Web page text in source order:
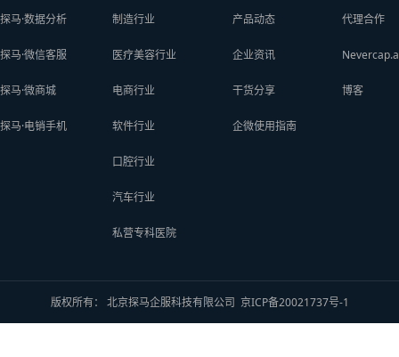
探马·数据分析
探马·微信客服
探马·微商城
探马·电销手机
制造行业
医疗美容行业
电商行业
软件行业
口腔行业
汽车行业
私营专科医院
产品动态
企业资讯
干货分享
企微使用指南
代理合作
博客
版权所有： 北京探马企服科技有限公司 京ICP备20021737号-1